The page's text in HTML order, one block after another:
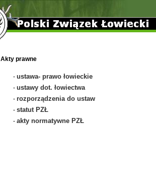
Akty prawne
- ustawa- prawo łowieckie
- ustawy dot. łowiectwa
- rozporządzenia do ustaw
- statut PZŁ
- akty normatywne PZŁ